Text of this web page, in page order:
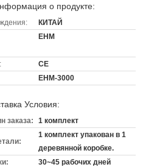
о продукте:
КИТАЙ
EHM
CE
EHM-3000
Условия:
заказа: 1 комплект
1 комплект упакован в 1
деревянной коробке.
30~45 рабочих дней